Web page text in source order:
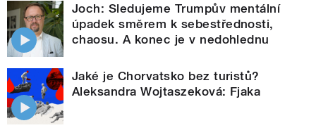
Joch: Sledujeme Trumpův mentální
úpadek směrem k sebestřednosti,
chaosu. A konec je v nedohlednu
Jaké je Chorvatsko bez turistů?
Aleksandra Wojtaszeková: Fjaka